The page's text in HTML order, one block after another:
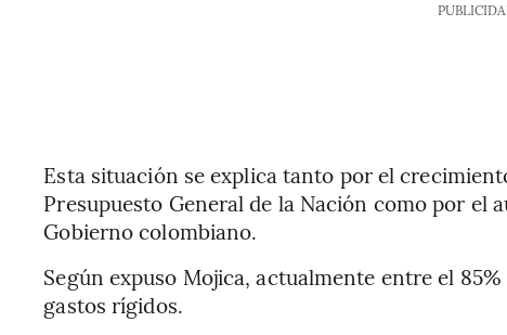
Esta situación se explica tanto por el
Presupuesto General de la Nación como por el
Gobierno colombiano.
Según expuso Mojica, actualmente entre el
gastos rígidos.